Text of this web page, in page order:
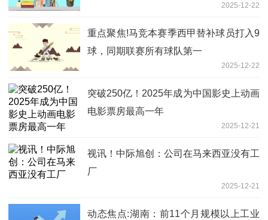
2025-12-22
重点聚焦!马竞本赛季西甲替补球员打入9
球，同期联赛所有球队第一
2025-12-22
突破250亿！2025年成为中国影史上动画
电影票房最高一年
2025-12-21
视讯！中际旭创：公司在马来西亚没有工
厂
2025-12-21
动态焦点:湖南：前11个月规模以上工业